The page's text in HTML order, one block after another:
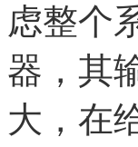
虑整个
器，其
大，在